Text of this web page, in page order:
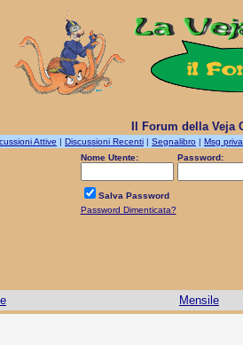
Il Forum della Veja
Attive | Discussioni Recenti | Segnalibro | Msg
Nome Utente:
Password:
Salva Password
Password Dimenticata?
Mensile